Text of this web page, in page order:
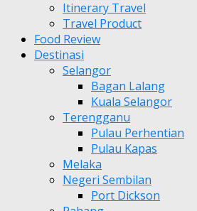
Itinerary Travel
Travel Product
Food Review
Destinasi
Selangor
Bagan Lalang
Kuala Selangor
Terengganu
Pulau Perhentian
Pulau Kapas
Melaka
Negeri Sembilan
Port Dickson